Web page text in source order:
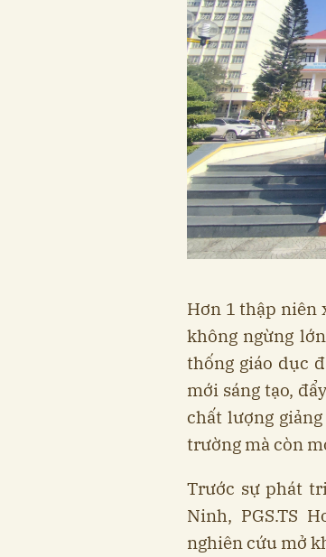
Hơn 1 thập niên
không ngừng
thống giáo dục
mới sáng tạo,
chất lượng
trường mà còn
Trước sự phát
Ninh, PGS.TS
nghiên cứu mở